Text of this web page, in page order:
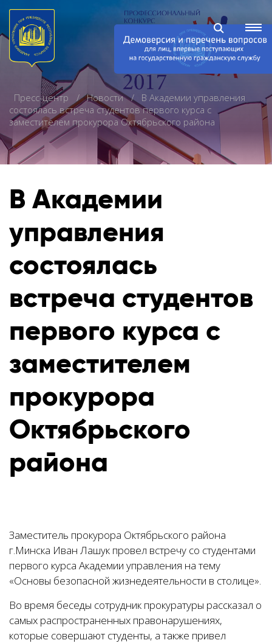
Пресс-центр Новости
В Академии управления
состоялась встреча студентов первого курса с
заместителем прокурора Октябрьского района
В Академии
управления
состоялась
встреча студентов
первого курса с
заместителем
прокурора
Октябрьского
района
Заместитель прокурора Октябрьского района
г.Минска Иван Лашук провел встречу со студентами
первого курса Академии управления на тему
«Основы безопасной жизнедеятельности в столице».
Во время беседы сотрудник прокуратуры рассказал о
самых распространенных правонарушениях,
которые совершают студенты, а также привел